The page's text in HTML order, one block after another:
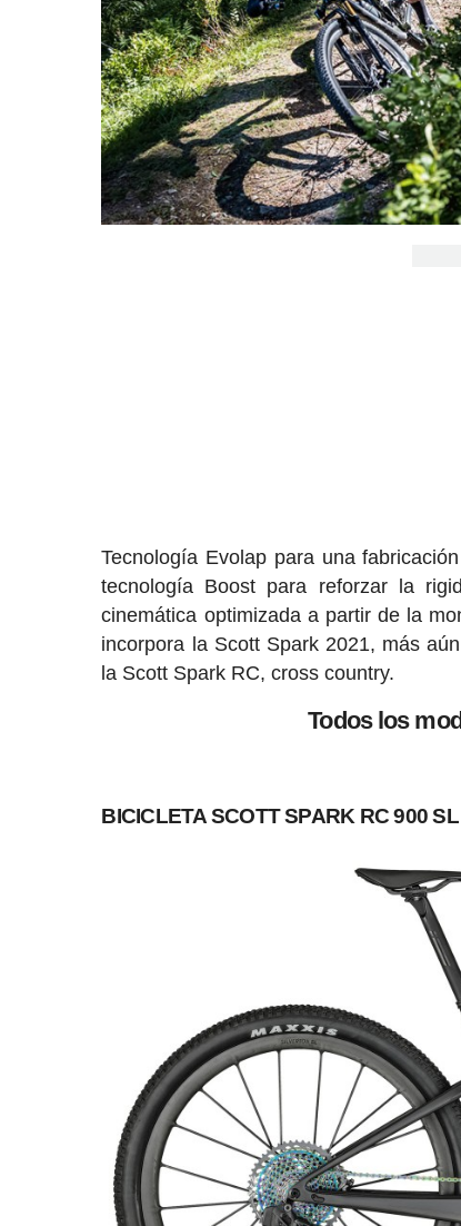
Tecnología Evolap para una
tecnología Boost para reforzar la
cinemática optimizada a partir de la
incorpora la Scott Spark 2021, más aún
la Scott Spark RC, cross country.
Todos los
BICICLETA SCOTT SPARK RC 900